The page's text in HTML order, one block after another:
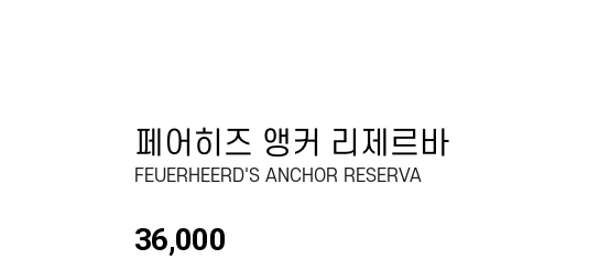
페어히즈 앵커 리제르바
FEUERHEERD'S ANCHOR RESERVA
36,000